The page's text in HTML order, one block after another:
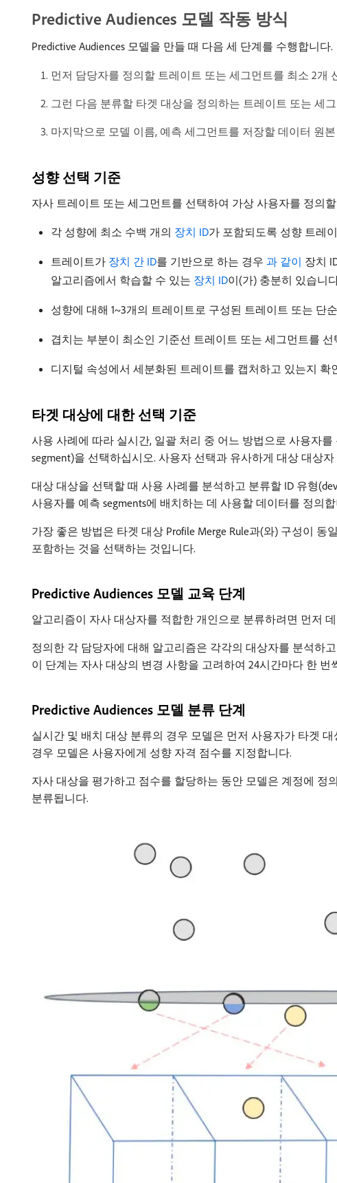
Predictive Audiences 모델 작동 방식
Predictive Audiences 모델을 만들 때 다음 세 단계를 수행합니다.
먼저 담당자를 정의할 트레이트 또는 세그먼트를 최소 2개
그런 다음 분류할 타겟 대상을 정의하는 트레이트 또는 세
마지막으로 모델 이름, 예측 세그먼트를 저장할 데이터 원
성향 선택 기준
자사 트레이트 또는 세그먼트를 선택하여 가상 사용자를 정의
각 성향에 최소 수백 개의 장치 ID가 포함되도록 성향 트레
트레이트가 장치 간 ID를 기반으로 하는 경우 과 같이 ​ 장치
알고리즘에서 학습할 수 있는 장치 ID이(가) 충분히 있습니
성향에 대해 1~3개의 트레이트로 구성된 트레이트 또는 단
겹치는 부분이 최소인 기준선 트레이트 또는 세그먼트를 선
디지털 속성에서 세분화된 트레이트를 캡처하고 있는지 확
타겟 대상에 대한 선택 기준
사용 사례에 따라 실시간, 일괄 처리 중 어느 방법으로 사용자
segment)을 선택하십시오. 사용자 선택과 유사하게 대상 대상
대상 대상을 선택할 때 사용 사례를 분석하고 분류할 ID 유형
사용자를 예측 segments에 배치하는 데 사용할 데이터를 정의
가장 좋은 방법은 타겟 대상 Profile Merge Rule과(와) 구성이
포함하는 것을 선택하는 것입니다.
Predictive Audiences 모델 교육 단계
알고리즘이 자사 대상자를 적합한 개인으로 분류하려면 먼저
정의한 각 담당자에 대해 알고리즘은 각각의 대상자를 분석하
이 단계는 자사 대상의 변경 사항을 고려하여 24시간마다 한 번
Predictive Audiences 모델 분류 단계
실시간 및 배치 대상 분류의 경우 모델은 먼저 사용자가 타겟
경우 모델은 사용자에게 성향 자격 점수를 지정합니다.
자사 대상을 평가하고 점수를 할당하는 동안 모델은 계정에 정
분류됩니다.